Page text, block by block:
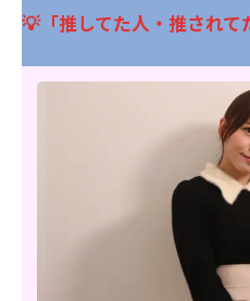
💡「推してた人・推されて